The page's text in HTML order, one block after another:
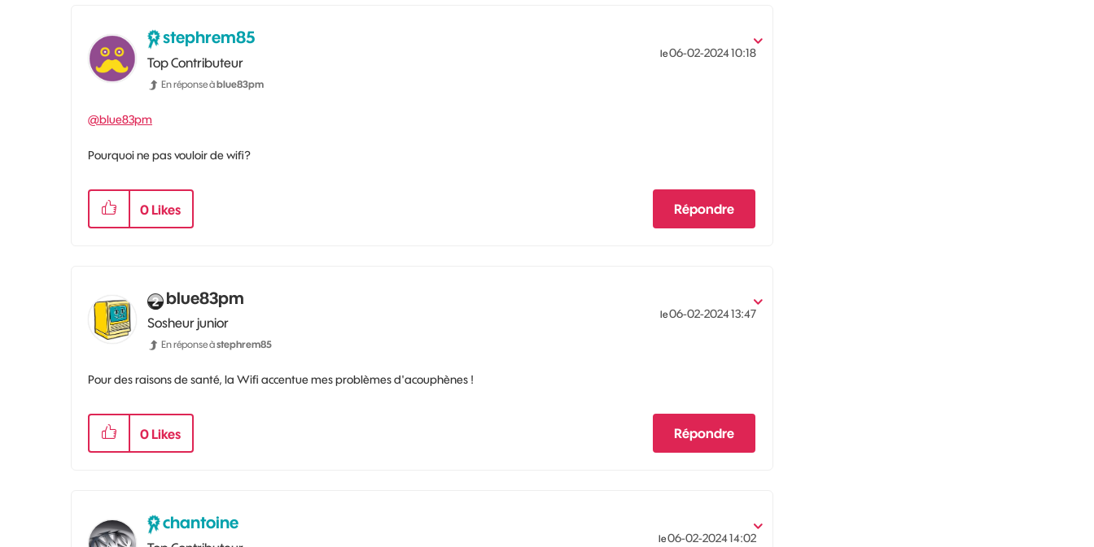
stephrem85
Top Contributeur
En réponse àblue83pm
le‎06-02-202410:18
@blue83pm
Pourquoi ne pas vouloir de wifi?
0 Likes Répondre
blue83pm
Sosheur junior
En réponse àstephrem85
le‎06-02-202413:47
Pour des raisons de santé, la Wifi accentue mes problèmes d'acouphènes !
0 Likes Répondre
chantoine
le‎06-02-202414:02